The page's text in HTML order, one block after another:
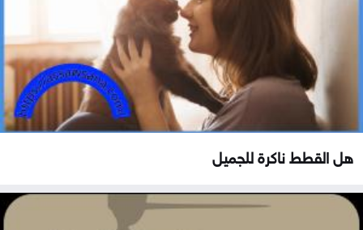
هل القطط ناكرة للجميل